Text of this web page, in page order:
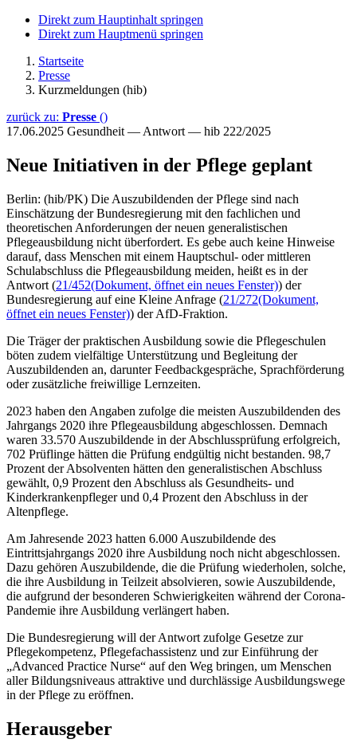
Direkt zum Hauptinhalt springen
Direkt zum Hauptmenü springen
Startseite
Presse
Kurzmeldungen (hib)
zurück zu: Presse ()
17.06.2025 Gesundheit — Antwort — hib 222/2025
Neue Initiativen in der Pflege geplant
Berlin: (hib/PK) Die Auszubildenden der Pflege sind nach
Einschätzung der Bundesregierung mit den fachlichen und
theoretischen Anforderungen der neuen generalistischen
Pflegeausbildung nicht überfordert. Es gebe auch keine Hinweise
darauf, dass Menschen mit einem Hauptschul- oder mittleren
Schulabschluss die Pflegeausbildung meiden, heißt es in der
Antwort (21/452(Dokument, öffnet ein neues Fenster)) der
Bundesregierung auf eine Kleine Anfrage (21/272(Dokument,
öffnet ein neues Fenster)) der AfD-Fraktion.
Die Träger der praktischen Ausbildung sowie die Pflegeschulen
böten zudem vielfältige Unterstützung und Begleitung der
Auszubildenden an, darunter Feedbackgespräche, Sprachförderung
oder zusätzliche freiwillige Lernzeiten.
2023 haben den Angaben zufolge die meisten Auszubildenden des
Jahrgangs 2020 ihre Pflegeausbildung abgeschlossen. Demnach
waren 33.570 Auszubildende in der Abschlussprüfung erfolgreich,
702 Prüflinge hätten die Prüfung endgültig nicht bestanden. 98,7
Prozent der Absolventen hätten den generalistischen Abschluss
gewählt, 0,9 Prozent den Abschluss als Gesundheits- und
Kinderkrankenpfleger und 0,4 Prozent den Abschluss in der
Altenpflege.
Am Jahresende 2023 hatten 6.000 Auszubildende des
Eintrittsjahrgangs 2020 ihre Ausbildung noch nicht abgeschlossen.
Dazu gehören Auszubildende, die die Prüfung wiederholen, solche,
die ihre Ausbildung in Teilzeit absolvieren, sowie Auszubildende,
die aufgrund der besonderen Schwierigkeiten während der Corona-
Pandemie ihre Ausbildung verlängert haben.
Die Bundesregierung will der Antwort zufolge Gesetze zur
Pflegekompetenz, Pflegefachassistenz und zur Einführung der
„Advanced Practice Nurse“ auf den Weg bringen, um Menschen
aller Bildungsniveaus attraktive und durchlässige Ausbildungswege
in der Pflege zu eröffnen.
Herausgeber